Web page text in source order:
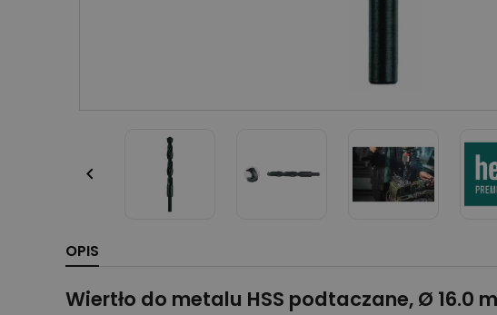

OPIS
Wiertło do metalu HSS podtaczane, Ø 16.0